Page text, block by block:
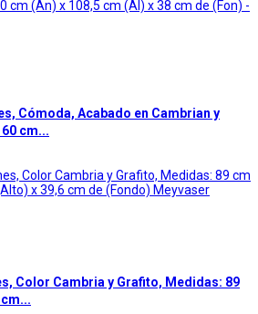
Cómoda, Acabado en Cambrian y
cm...
Color Cambria y Grafito, Medidas: 89